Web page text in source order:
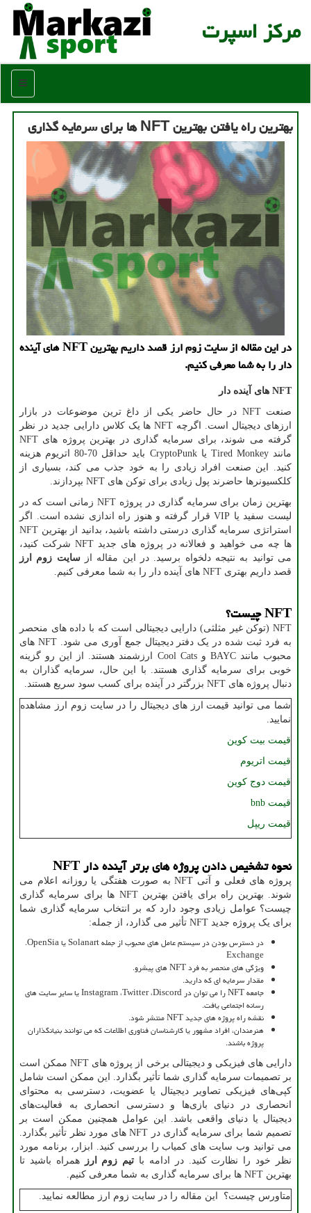
مركز اسپرت
منو
بهترین راه یافتن بهترین NFT ها برای سرمایه گذاری
در این مقاله از سایت زوم ارز قصد داریم بهترین NFT های آینده
دار را به شما معرفی کنیم.
NFT های آینده دار
صنعتNFT در حال حاضر یکی از داغ ترین موضوعات در بازار
ارزهای دیجیتال است. اگرچه NFTها یک کلاس دارایی جدید در نظر
گرفته می شوند، برای سرمایه گذاری در بهترین پروژه های NFT
مانندTired Monkey یاCryptoPunk
باید حداقل 70-80 اتریوم هزینه
کنید. این صنعت افراد زیادی را به خود جذب می کند، بسیاری از
کلکسیونرها حاضرند پول زیادی برای توکن های NFT بپردازند.
بهترین زمان برای سرمایه گذاری در پروژه NFTزمانی است که در
لیست سفید یا VIPقرار گرفته و هنوز راه اندازی نشده است. اگر
استراتژی سرمایه گذاری درستی داشته باشید، بدانید از بهترین NFT
ها چه می خواهید و فعالانه در پروژه های جدیدNFT شرکت کنید،
می توانید به نتیجه دلخواه برسید. در این مقاله ازسایت زوم ارز
قصد داریم بهتری NFT های آینده دار را به شما معرفی کنیم.
NFTچیست؟
NFT (توکن غیر مثلثی) دارایی دیجیتالی است که با داده های منحصر
به فرد ثبت شده در یک دفتر دیجیتال جمع آوری می شود.NFT های
محبوب مانندBAYC وCool Cats ارزشمند هستند. از این رو گزینه
خوبی برای سرمایه گذاری هستند. با این حال، سرمایه گذاران به
دنبال پروژه های NFT بزرگتر در آینده برای کسب سود سریع هستند.
شما می توانید قیمت ارز های دیجیتال را در سایت زوم ارز مشاهده
نمایید.
قیمت بیت کوین
قیمت اتریوم
قیمت دوج کوین
قیمت bnb
قیمت ریپل
نحوه تشخیص دادن پروژه های برتر آینده دارNFT
پروژه های فعلی و آتی NFTبه صورت هفتگی یا روزانه اعلام می
شوند. بهترین راه برای یافتن بهترینNFT ها برای سرمایه گذاری
چیست؟ عوامل زیادی وجود دارد که بر انتخاب سرمایه گذاری شما
برای یک پروژه جدید NFT تأثیر می گذارد، از جمله:
در دسترس بودن در سیستم عامل های محبوب از جملهSolanartیا.OpenSia
Exchange
ویژگی های منحصر به فردNFTهای پیشرو.
مقدار سرمایه ای که دارید.
جامعهNFTرا می توان در Discord،Twitter،Instagramیا سایر سایت های
رسانه اجتماعی یافت.
نقشه راه پروژه های جدیدNFTمنتشر شود.
هنرمندان، افراد مشهور یا کارشناسان فناوری اطلاعات که می توانند بنیانگذاران
پروژه باشند.
دارایی های فیزیکی و دیجیتالی برخی از پروژه های NFTممکن است
بر تصمیمات سرمایه گذاری شما تأثیر بگذارد. این ممکن است شامل
کپی‌های فیزیکی تصاویر دیجیتال یا عضویت، دسترسی به محتوای
انحصاری در دنیای بازی‌ها و دسترسی انحصاری به فعالیت‌های
دیجیتال یا دنیای واقعی باشد. این عوامل همچنین ممکن است بر
تصمیم شما برای سرمایه گذاری در NFTهای مورد نظر تأثیر بگذارد.
می توانید وب سایت های کمیاب را بررسی کنید. ابزار، برنامه مورد
نظر خود را نظارت کنید. در ادامه با تیم زوم ارز
همراه باشید تا
بهترین NFT ها برای سرمایه گذاری به شما معرفی کنیم.
متاورس چیست؟ این مقاله را در سایت زوم ارز مطالعه نمایید.